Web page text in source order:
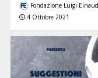
Fondazione Luigi
4 Ottobre 2021